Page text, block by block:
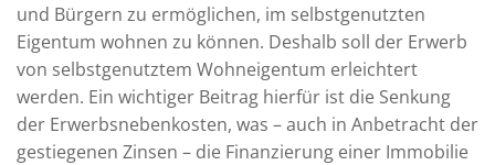
und Bürgern zu ermöglichen, im selbstgenutzten
Eigentum wohnen zu können. Deshalb soll der Erwerb
von selbstgenutztem Wohneigentum erleichtert
werden. Ein wichtiger Beitrag hierfür ist die Senkung
der Erwerbsnebenkosten, was – auch in Anbetracht der
gestiegenen Zinsen – die Finanzierung einer Immobilie